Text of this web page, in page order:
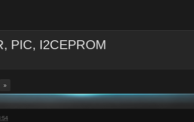
PIC, I2CEPROM
»